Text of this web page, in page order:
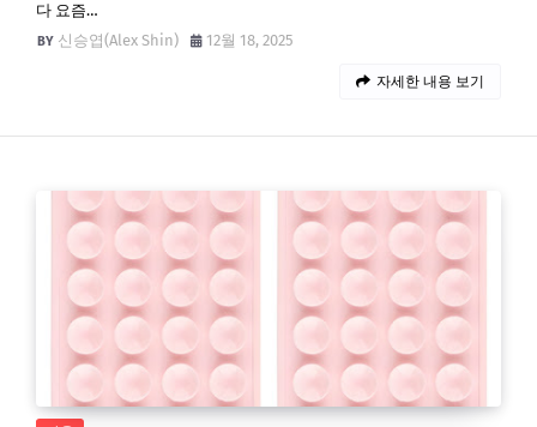
다 요즘…
신승엽(Alex Shin)
12월 18, 2025
자세한 내용 보기